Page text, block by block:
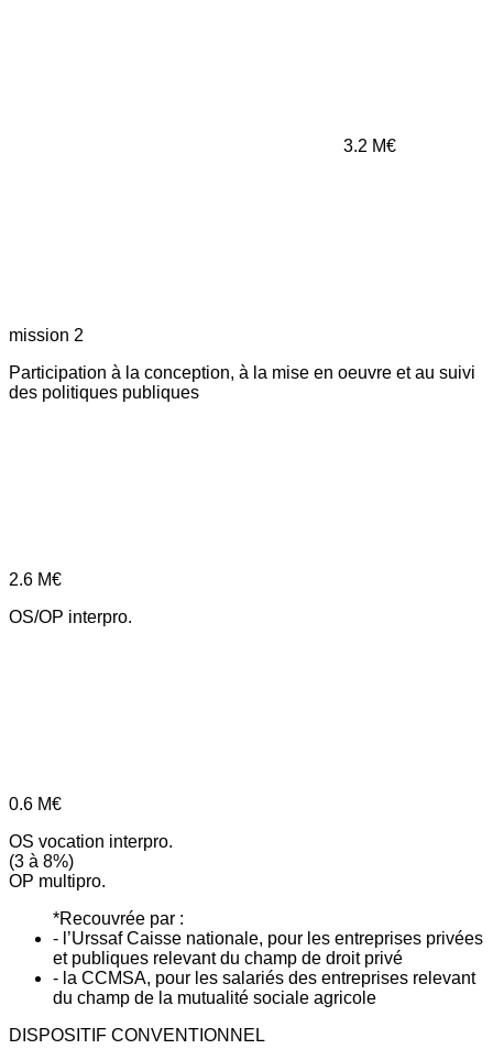
3.2 M€
mission 2
Participation à la conception, à la mise en oeuvre et au suivi
des politiques publiques
2.6 M€
OS/OP interpro.
0.6 M€
OS vocation interpro.
(3 à 8%)
OP multipro.
*Recouvrée par :
- l’Urssaf Caisse nationale, pour les entreprises privées
et publiques relevant du champ de droit privé
- la CCMSA, pour les salariés des entreprises relevant
du champ de la mutualité sociale agricole
DISPOSITIF CONVENTIONNEL